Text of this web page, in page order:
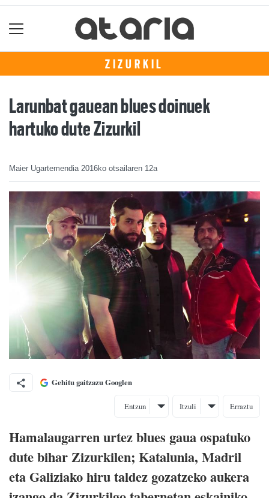
ZIZURKIL
Larunbat gauean blues doinuek
hartuko dute Zizurkil
Maier Ugartemendia 2016ko otsailaren 12a
Gehitu gaitzazu Googlen
Entzun Itzuli Erraztu
Hamalaugarren urtez blues gaua ospatuko
dute bihar Zizurkilen; Katalunia, Madril
eta Galiziako hiru taldez gozatzeko aukera